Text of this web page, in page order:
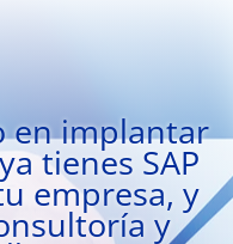
en implantar
tienes SAP
empresa, y
y